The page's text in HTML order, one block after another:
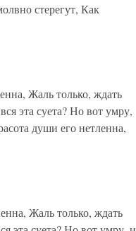
стерегут, Как
Жаль только, ждать
эта суета? Но вот умру,
души его нетленна,
Жаль только, ждать